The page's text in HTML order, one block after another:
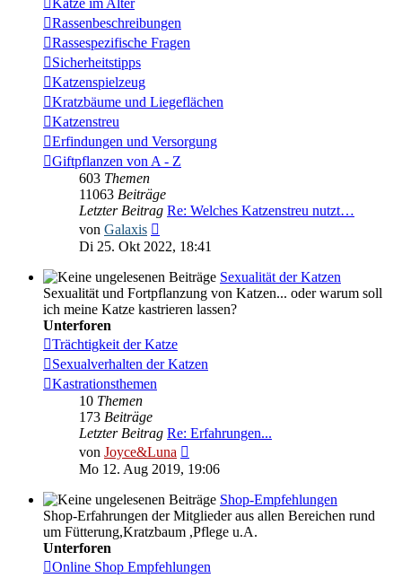
Katze im Alter
Rassenbeschreibungen
Rassespezifische Fragen
Sicherheitstipps
Katzenspielzeug
Kratzbäume und Liegeflächen
Katzenstreu
Erfindungen und Versorgung
Giftpflanzen von A - Z
603 Themen
11063 Beiträge
Letzter Beitrag Re: Welches Katzenstreu nutzt…
von Galaxis
Beitrag
Di 25. Okt 2022, 18:41
Sexualität der Katzen
Sexualität und Fortpflanzung von Katzen... oder warum soll
ich meine Katze kastrieren lassen?
Unterforen
Trächtigkeit der Katze
Sexualverhalten der Katzen
Kastrationsthemen
10 Themen
173 Beiträge
Letzter Beitrag Re: Erfahrungen...
von Joyce&Luna
Beitrag
Mo 12. Aug 2019, 19:06
Shop-Empfehlungen
Shop-Erfahrungen der Mitglieder aus allen Bereichen rund
um Fütterung,Kratzbaum ,Pflege u.A.
Unterforen
Online Shop Empfehlungen